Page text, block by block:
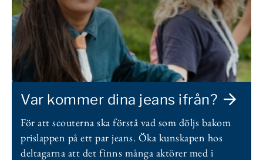
Var kommer dina jeans ifrån?
För att scouterna ska förstå vad som döljs bakom
prislappen på ett par jeans. Öka kunskapen hos
deltagarna att det finns många aktörer med i